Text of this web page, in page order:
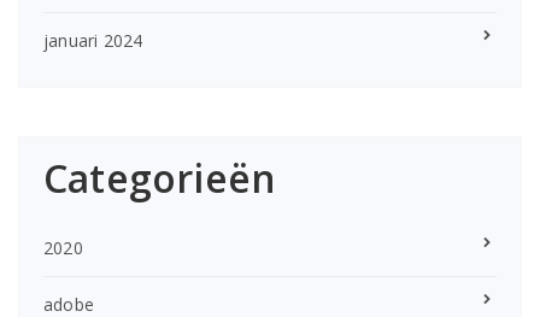
januari 2024
Categorieën
2020
adobe